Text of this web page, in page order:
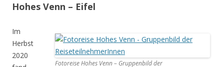
Hohes Venn – Eifel
Fotoreise Hohes Venn – Gruppenbild der
Im
Herbst
2020